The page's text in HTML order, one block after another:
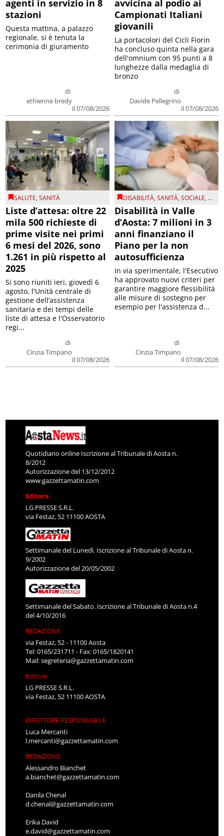
agenti in servizio in 8
stazioni
di
ethienne bredy
il 07/08/2026
Questa mattina, a palazzo
regionale, si è tenuta la
cerimonia di giuramento
avvicina al podio ai
Campionati Italiani
giovanili
di
Davide Pellegrino
il 07/08/2026
La portacolori del Cicli Fiorin
ha concluso quinta nella gara
dell'omnium con 95 punti a 8
lunghezze dalla medaglia di
bronzo
SALUTE,SANITÀ
Liste d’attesa: oltre 22
mila 500 richieste di
prime visite nei primi
6 mesi del 2026, sono
1.261 in più rispetto al
2025
di
Cinzia Timpano
il 07/08/2026
Si sono riuniti ieri, giovedì 6
agosto, l'Unità centrale di
gestione dell’assistenza
sanitaria e dei tempi delle
liste di attesa e l'Osservatorio
regi...
DISABILITÀ,SANITÀ,SOCIALE, ...
Disabilità in Valle
d’Aosta: 7 milioni in 3
anni finanziano il
Piano per la non
autosufficienza
di
Cinzia Timpano
il 07/08/2026
In via sperimentale, l'Esecutivo
ha approvato nuovi criteri per
garantire maggiore flessibilità
alle misure di sostegno per
esempio per l'assistenza d...
Quotidiano online Iscrizione al Tribunale di Aosta n.
8/2012
Autorizzazione del 13/12/2012
www.gazzettamatin.com
Editore
LG PRESSE S.R.L.
via Festaz, 52 11100 AOSTA
Settimanale del Lunedì. Iscrizione al Tribunale di Aosta n.
9/2002
Autorizzazione del 20/05/2002
Settimanale del Sabato. Iscrizione al Tribunale di Aosta n.4
del 4/10/2016
REDAZIONE
via Festaz, 52 - 11100 Aosta
Tel: 0165/231711 - Fax: 0165/1820141
Mail:segreteria@gazzettamatin.com
Editore
LG PRESSE S.R.L.
via Festaz, 52 11100 AOSTA
DIRETTORE RESPONSABILE
Luca Mercanti
l.mercanti@gazzettamatin.com
REDAZIONE
Alessandro Bianchet
a.bianchet@gazzettamatin.com
Danila Chenal
d.chenal@gazzettamatin.com
Erika David
e.david@gazzettamatin.com